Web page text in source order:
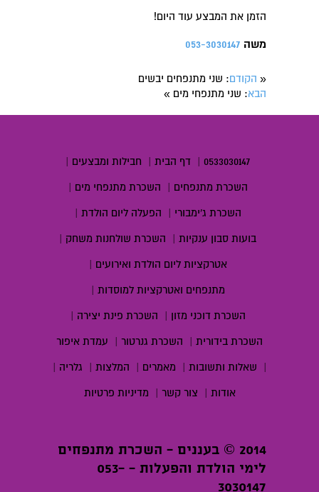
הזמן את המבצע עוד היום!
משה 053-3030147
« הקודם: שני מתנפחים יבשים
הבא: שני מתנפחי מים »
0533030147
| דף הבית | חבילות ומבצעים |
השכרת מתנפחים | השכרת מתנפחי מים |
השכרת ג'ימבורי | הפעלה ליום הולדת |
בועות סבון ענקיות | השכרת שולחנות משחק |
אטרקציות ליום הולדת ואירועים |
מתנפחים ואטרקציות למוסדות |
השכרת דוכני מזון | השכרת פינת יצירה |
השכרת בידורית | השכרת גנרטור |
עמדת איפור
|
שאלות ותשובות | מאמרים | המלצות | גלריה |
אודות | צור קשר | מדיניות פרטיות
2014 © בעננים - השכרת מתנפחים
לימי הולדת והפעלות - 053-
3030147